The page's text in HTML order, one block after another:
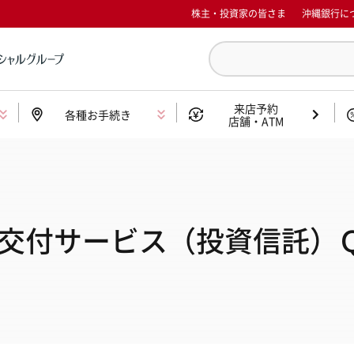
各種お手続き
来店予約
店舗・ATM
株主・投資家の皆さま 沖縄銀行に
付サービス（投資信託）